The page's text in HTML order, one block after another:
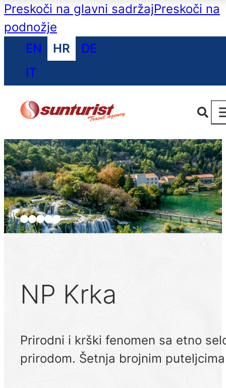
Preskoči na glavni sadržajPreskoči na
podnožje
EN
HR
DE
IT
NP Krka
Prirodni i krški fenomen sa etno
prirodom. Šetnja brojnim